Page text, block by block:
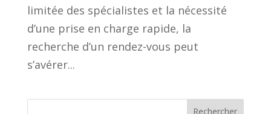
limitée des spécialistes et la nécessité
d’une prise en charge rapide, la
recherche d’un rendez-vous peut
s’avérer...
Rechercher